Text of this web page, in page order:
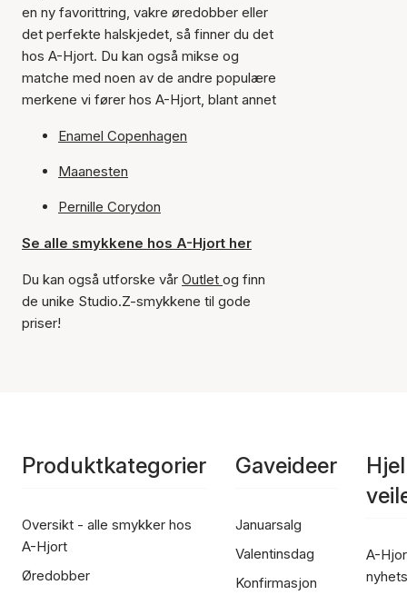
en ny favorittring, vakre øredobber eller
det perfekte halskjedet, så finner du det
hos A-Hjort. Du kan også mikse og
matche med noen av de andre populære
merkene vi fører hos A-Hjort, blant annet
Enamel Copenhagen
Maanesten
Pernille Corydon
Se alle smykkene hos A-Hjort her
Du kan også utforske vår Outlet og finn
de unike Studio.Z-smykkene til gode
priser!
Produktkategorier
Oversikt - alle smykker hos
A-Hjort
Øredobber
Gaveideer
Januarsalg
Valentinsdag
Konfirmasjon
A-